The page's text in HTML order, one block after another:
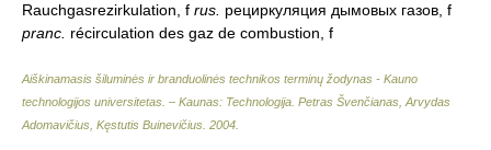
Rauchgasrezirkulation, f rus. рециркуляция дымовых газов, f
pranc. récirculation des gaz de combustion, f
Aiškinamasis šiluminės ir branduolinės technikos terminų žodynas - Kauno
technologijos universitetas. – Kaunas: Technologija Petras Švenčianas, Arvydas
Adomavičius, Kęstutis Buinevičius 2004